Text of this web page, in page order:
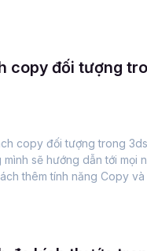
copy đối tượng
copy đối tượng trong
sẽ hướng dẫn tới mọi
thêm tính năng Copy và